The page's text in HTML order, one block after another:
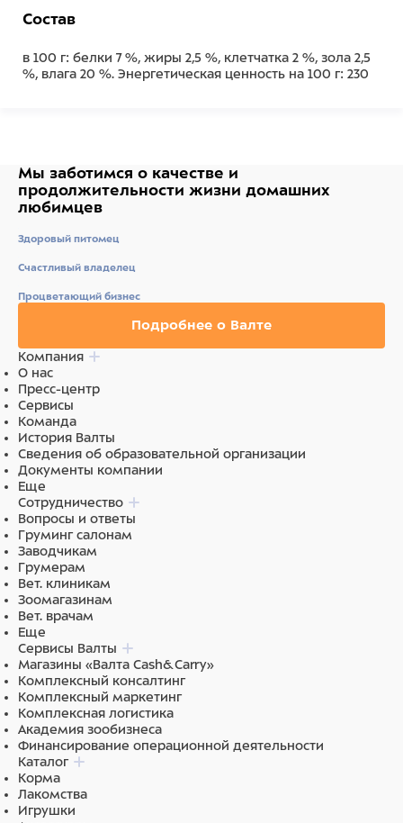
Состав
в 100 г: белки 7 %, жиры 2,5 %, клетчатка 2 %, зола 2,5
%, влага 20 %. Энергетическая ценность на 100 г: 230
кролика), сухое молоко, клетчатка, лецитин, масла и
животные жиры, дрожжевой экстракт, минеральные
вещества, орегано, фитокомплекс экстрактов
Мы заботимся о качестве и
продолжительности жизни домашних
любимцев
Здоровый питомец
Счастливый владелец
Процветающий бизнес
Подробнее о Валте
Компания
О нас
Пресс-центр
Сервисы
Команда
История Валты
Сведения об образовательной организации
Документы компании
Еще
Сотрудничество
Вопросы и ответы
Груминг салонам
Заводчикам
Грумерам
Вет. клиникам
Зоомагазинам
Вет. врачам
Еще
Сервисы Валты
Магазины «Валта Cash&Carry»
Комплексный консалтинг
Комплексный маркетинг
Комплексная логистика
Академия зообизнеса
Финансирование операционной деятельности
Каталог
Корма
Лакомства
Игрушки